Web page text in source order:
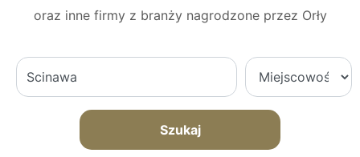
oraz inne firmy z branży nagrodzone przez Orły
Szukaj